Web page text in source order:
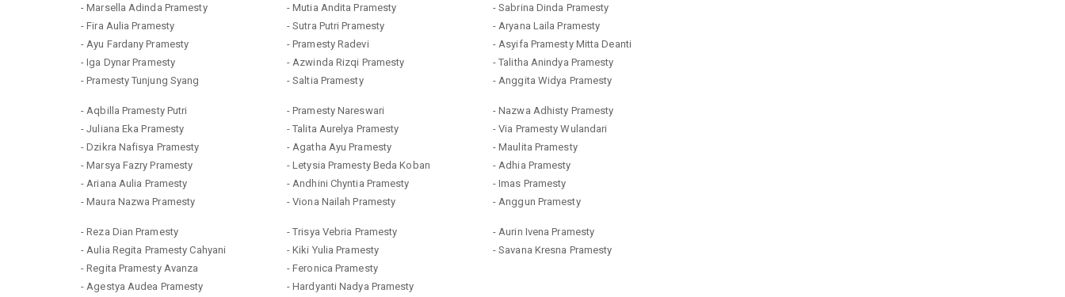
- Marsella Adinda Pramesty
- Fira Aulia Pramesty
- Ayu Fardany Pramesty
- Iga Dynar Pramesty
- Pramesty Tunjung Syang
- Mutia Andita Pramesty
- Sutra Putri Pramesty
- Pramesty Radevi
- Azwinda Rizqi Pramesty
- Saltia Pramesty
- Sabrina Dinda Pramesty
- Aryana Laila Pramesty
- Asyifa Pramesty Mitta Deanti
- Talitha Anindya Pramesty
- Anggita Widya Pramesty
- Aqbilla Pramesty Putri
- Juliana Eka Pramesty
- Dzikra Nafisya Pramesty
- Marsya Fazry Pramesty
- Ariana Aulia Pramesty
- Maura Nazwa Pramesty
- Pramesty Nareswari
- Talita Aurelya Pramesty
- Agatha Ayu Pramesty
- Letysia Pramesty Beda Koban
- Andhini Chyntia Pramesty
- Viona Nailah Pramesty
- Nazwa Adhisty Pramesty
- Via Pramesty Wulandari
- Maulita Pramesty
- Adhia Pramesty
- Imas Pramesty
- Anggun Pramesty
- Reza Dian Pramesty
- Aulia Regita Pramesty Cahyani
- Regita Pramesty Avanza
- Agestya Audea Pramesty
- Trisya Vebria Pramesty
- Kiki Yulia Pramesty
- Feronica Pramesty
- Hardyanti Nadya Pramesty
- Aurin Ivena Pramesty
- Savana Kresna Pramesty